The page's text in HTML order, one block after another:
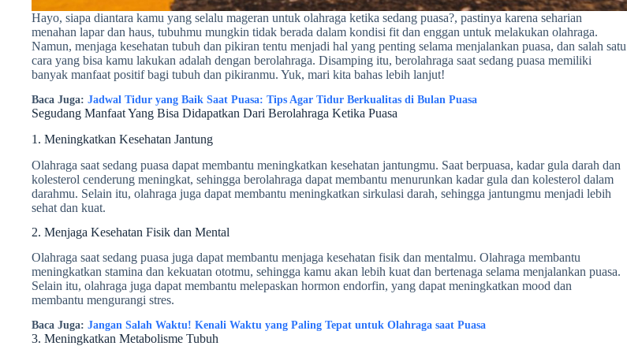
Hayo, siapa diantara kamu yang selalu mageran untuk olahraga ketika sedang puasa?, pastinya karena seharian
menahan lapar dan haus, tubuhmu mungkin tidak berada dalam kondisi fit dan enggan untuk melakukan olahraga.
Namun, menjaga kesehatan tubuh dan pikiran tentu menjadi hal yang penting selama menjalankan puasa, dan salah satu
cara yang bisa kamu lakukan adalah dengan berolahraga. Disamping itu, berolahraga saat sedang puasa memiliki
banyak manfaat positif bagi tubuh dan pikiranmu. Yuk, mari kita bahas lebih lanjut!
Baca Juga: Jadwal Tidur yang Baik Saat Puasa: Tips Agar Tidur Berkualitas di Bulan Puasa
Segudang Manfaat Yang Bisa Didapatkan Dari Berolahraga Ketika Puasa
1. Meningkatkan Kesehatan Jantung
Olahraga saat sedang puasa dapat membantu meningkatkan kesehatan jantungmu. Saat berpuasa, kadar gula darah dan
kolesterol cenderung meningkat, sehingga berolahraga dapat membantu menurunkan kadar gula dan kolesterol dalam
darahmu. Selain itu, olahraga juga dapat membantu meningkatkan sirkulasi darah, sehingga jantungmu menjadi lebih
sehat dan kuat.
2. Menjaga Kesehatan Fisik dan Mental
Olahraga saat sedang puasa juga dapat membantu menjaga kesehatan fisik dan mentalmu. Olahraga membantu
meningkatkan stamina dan kekuatan ototmu, sehingga kamu akan lebih kuat dan bertenaga selama menjalankan puasa.
Selain itu, olahraga juga dapat membantu melepaskan hormon endorfin, yang dapat meningkatkan mood dan
membantu mengurangi stres.
Baca Juga: Jangan Salah Waktu! Kenali Waktu yang Paling Tepat untuk Olahraga saat Puasa
3. Meningkatkan Metabolisme Tubuh